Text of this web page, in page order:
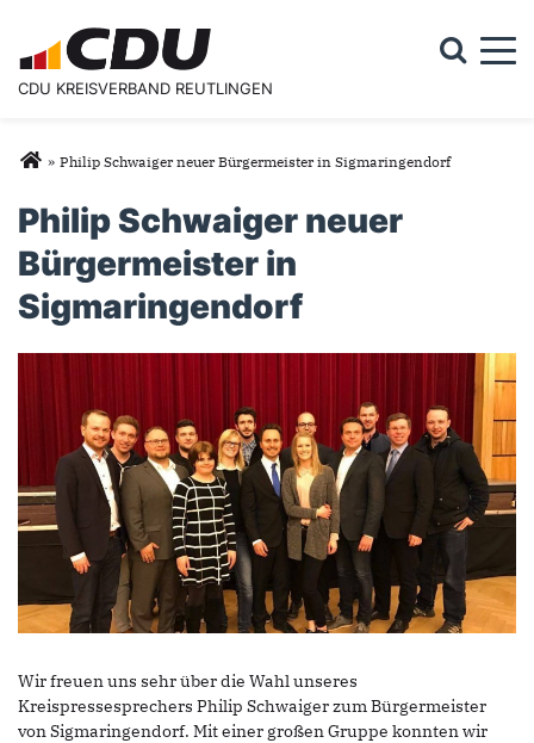
CDU KREISVERBAND REUTLINGEN
Suchformular
Sie sind hier
» Philip Schwaiger neuer Bürgermeister in Sigmaringendorf
Philip Schwaiger neuer
Bürgermeister in
Sigmaringendorf
Wir freuen uns sehr über die Wahl unseres
Kreispressesprechers Philip Schwaiger zum Bürgermeister
von Sigmaringendorf. Mit einer großen Gruppe konnten wir